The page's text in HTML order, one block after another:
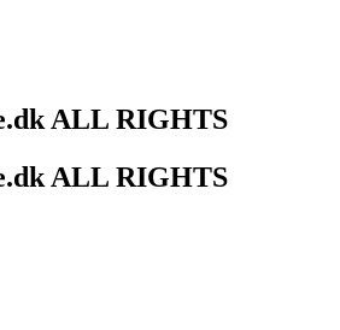
ALL RIGHTS
ALL RIGHTS